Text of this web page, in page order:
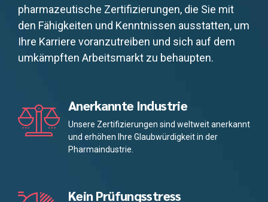
pharmazeutische Zertifizierungen, die Sie mit
den Fähigkeiten und Kenntnissen ausstatten, um
Ihre Karriere voranzutreiben und sich auf dem
umkämpften Arbeitsmarkt zu behaupten.
Anerkannte Industrie
Unsere Zertifizierungen sind weltweit anerkannt
und erhöhen Ihre Glaubwürdigkeit in der
Pharmaindustrie.
Kein Prüfungsstress